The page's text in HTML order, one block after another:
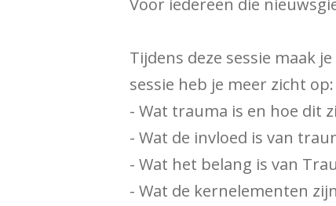
Voor iedereen die
Tijdens deze sessie maak
sessie heb je meer zicht op:
- Wat trauma is en hoe dit
- Wat de invloed is van
- Wat het belang is van
- Wat de kernelementen